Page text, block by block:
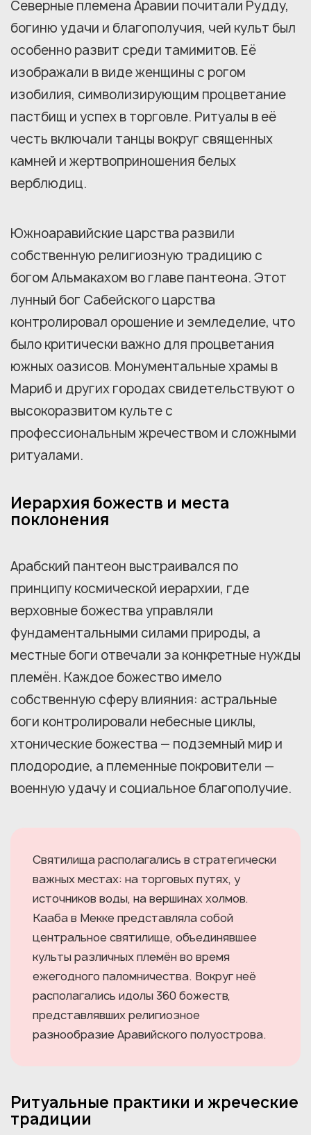
Северные племена Аравии почитали Рудду,
богиню удачи и благополучия, чей культ был
особенно развит среди тамимитов. Её
изображали в виде женщины с рогом
изобилия, символизирующим процветание
пастбищ и успех в торговле. Ритуалы в её
честь включали танцы вокруг священных
камней и жертвоприношения белых
верблюдиц.
Южноаравийские царства развили
собственную религиозную традицию с
богом Альмакахом во главе пантеона. Этот
лунный бог Сабейского царства
контролировал орошение и земледелие, что
было критически важно для процветания
южных оазисов. Монументальные храмы в
Мариб и других городах свидетельствуют о
высокоразвитом культе с
профессиональным жречеством и сложными
ритуалами.
Иерархия божеств и места
поклонения
Арабский пантеон выстраивался по
принципу космической иерархии, где
верховные божества управляли
фундаментальными силами природы, а
местные боги отвечали за конкретные нужды
племён. Каждое божество имело
собственную сферу влияния: астральные
боги контролировали небесные циклы,
хтонические божества — подземный мир и
плодородие, а племенные покровители —
военную удачу и социальное благополучие.
Святилища располагались в стратегически
важных местах: на торговых путях, у
источников воды, на вершинах холмов.
Кааба в Мекке представляла собой
центральное святилище, объединявшее
культы различных племён во время
ежегодного паломничества. Вокруг неё
располагались идолы 360 божеств,
представлявших религиозное
разнообразие Аравийского полуострова.
Ритуальные практики и жреческие
традиции